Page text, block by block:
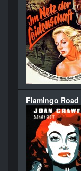
Flamingo Road